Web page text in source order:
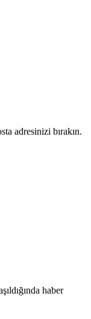
adresinizi bırakın.
haber